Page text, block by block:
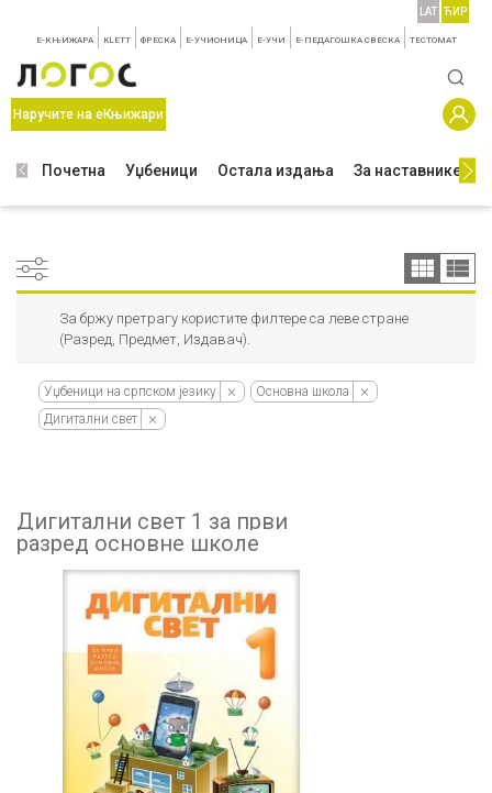
E-КЊИЖАРА KLETT ФРЕСКА E-УЧИОНИЦА E-УЧИ Е-ПЕДАГОШКА СВЕСКА TЕСТОМАТ
LAT ЋИР
Наручите на еКњижари
Почетна Уџбеници Остала издања За наставнике
За бржу претрагу користите филтере са леве стране
(Разред, Предмет, Издавач).
Уџбеници на српском језику
Основна школа
Дигитални свет
Дигитални свет 1 за први
разред основне школе